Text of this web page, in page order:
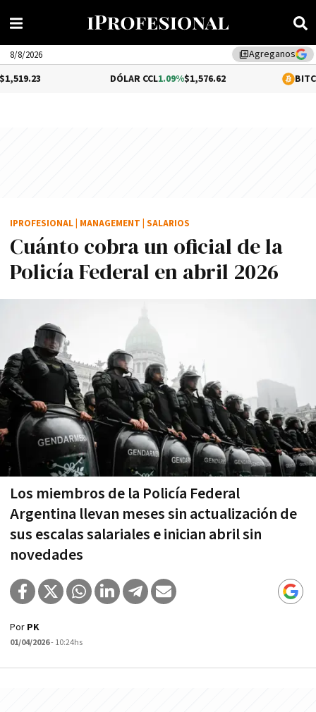
library_addAgreganos
8/8/2026
1.09%$1,576.62 0.13%
Cuánto cobra un oficial de la
Policía Federal en abril 2026
Los miembros de la Policía Federal
Argentina llevan meses sin actualización de
sus escalas salariales e inician abril sin
novedades
IPROFESIONAL MANAGEMENT SALARIOS
Por PK
01/04/2026- 10:24hs